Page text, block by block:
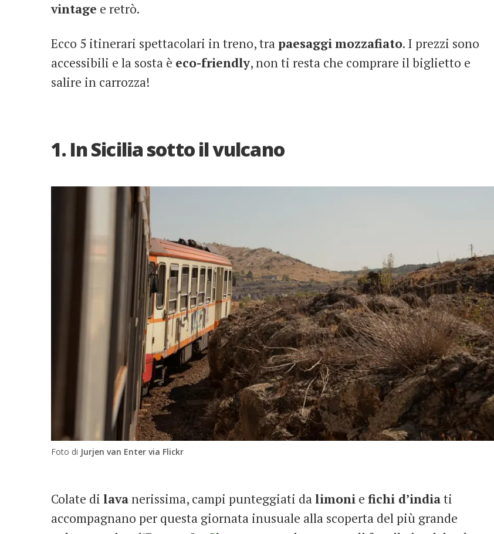
vintage e retrò.
Ecco 5 itinerari spettacolari in treno, trapaesaggimozzafiato. I prezzi sono
accessibili e la sosta è eco-friendly, non ti resta che comprare il biglietto e
salire in carrozza!
1. In Sicilia sotto il vulcano
Foto di Jurjen van Enter via Flickr
Colate di lavanerissima, campi punteggiati dalimoni e fichi d’indiati
accompagnano per questa giornata inusuale alla scoperta del più grande